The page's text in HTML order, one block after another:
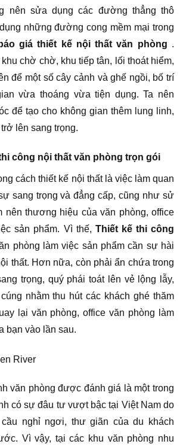
nên sửa dụng các đường thẳng thô
những đường cong mềm mại trong
báo giá thiết kế nội thất văn phòng .
chờ chờ, khu tiếp tân, lối thoát hiểm,
để một số cây cảnh và ghế ngồi, bố trí
vừa thoáng vừa tiện dụng. Ta nên
để tạo cho không gian thêm lung linh,
lên sang trọng.
công nội thất văn phòng trọn gói
cách thiết kế nội thất là việc làm quan
sang trọng và đẳng cấp, cũng như sử
nên thương hiệu của văn phòng, office
sản phẩm. Vì thế, Thiết kế thi công
phòng làm việc sản phẩm cần sự hài
thất. Hơn nữa, còn phải ẩn chứa trong
trọng, quý phái toát lên vẻ lộng lẫy,
nhằm thu hút các khách ghé thăm
lại văn phòng, office văn phòng làm
bạn vào lần sau.
văn phòng được đánh giá là một trong
có sự đâu tư vượt bậc tại Việt Nam do
nghỉ ngơi, thư giãn của du khách
Vì vậy, tại các khu văn phòng nhu